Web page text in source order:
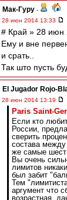
Мак-Гуру -
28 июн 2014 13:33
# Край » 28 июн
Ему и вне
и срать..
Так што пусть
El Jugador Rojo-
28 июн 2014 13:19
Paris Saint-
Если кто
России,
сверить
состава
же самые
Вы очень
лимитов
был забит
Тем
аргумент что
возрастная,